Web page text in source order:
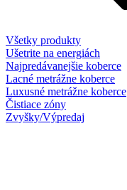
Všetky produkty
Ušetrite na energiách
Najpredávanejšie koberce
Lacné metrážne koberce
Luxusné metrážne koberce
Čistiace zóny
Zvyšky/Výpredaj